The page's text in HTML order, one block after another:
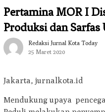
Pertamina MOR I
Produksi dan Sarfas
Redaksi Jurnal Kota Today
25 Maret 2020
Jakarta, jurnalkota.id
Mendukung upaya